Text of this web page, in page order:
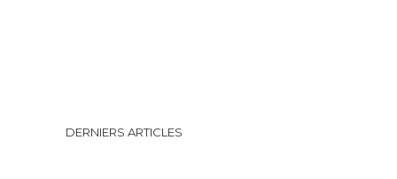
DERNIERS ARTICLES